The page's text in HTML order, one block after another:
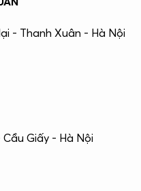
- Thanh Xuân - Hà Nội
Giấy - Hà Nội